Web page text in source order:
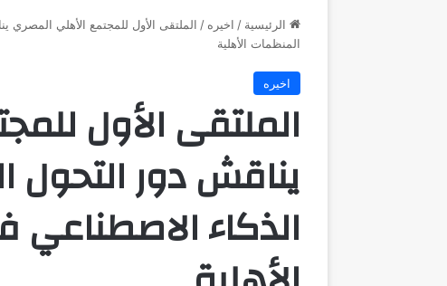
الرئيسية / اخيره / الملتقى الأول للمجتمع الأهلي
المنظمات الأهلية
اخيره
الملتقى الأول
يناقش دور
الذكاء